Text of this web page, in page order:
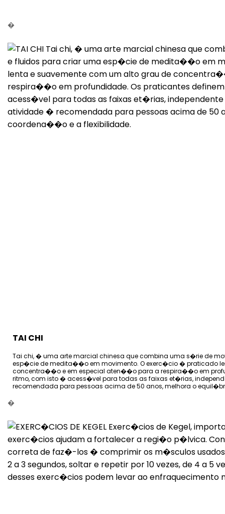
Voltar
�
TAI CHI
Tai chi, � uma arte marcial chinesa que combina uma s�rie de
esp�cie de medita��o em movimento. O exerc�cio � praticado
concentra��o e em especial aten��o para a respira��o em
ritmo, com isto � acess�vel para todas as faixas et�rias,
recomendada para pessoas acima de 50 anos, melhora o
�